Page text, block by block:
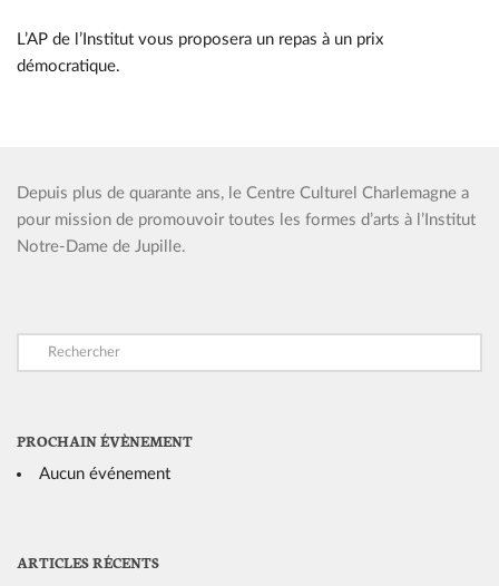
L’AP de l’Institut vous proposera un repas à un prix
démocratique.
Depuis plus de quarante ans, le Centre Culturel Charlemagne a
pour mission de promouvoir toutes les formes d’arts à l’Institut
Notre-Dame de Jupille.
PROCHAIN ÉVÈNEMENT
Aucun événement
ARTICLES RÉCENTS